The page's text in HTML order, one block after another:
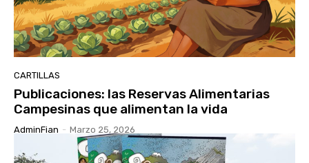
CARTILLAS
Publicaciones: las Reservas Alimentarias
Campesinas que alimentan la vida
AdminFian - Marzo 25, 2026